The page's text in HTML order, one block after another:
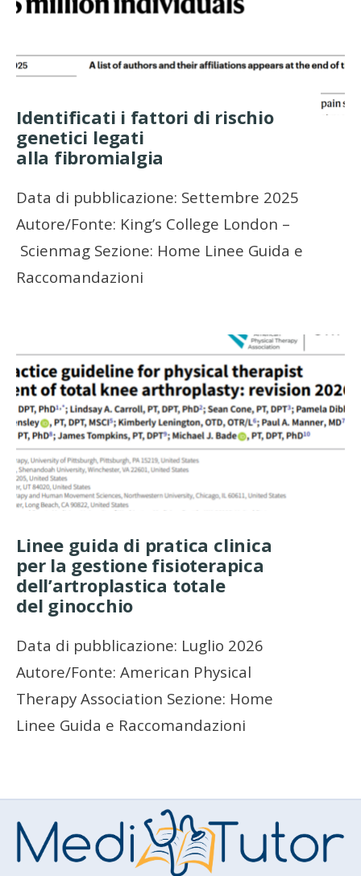
Identificati i fattori di rischio
genetici legati
alla fibromialgia
Data di pubblicazione: Settembre 2025
Autore/Fonte: King’s College London –
Scienmag Sezione: Home Linee Guida e
Raccomandazioni
Linee guida di pratica clinica
per la gestione fisioterapica
dell’artroplastica totale
del ginocchio
Data di pubblicazione: Luglio 2026
Autore/Fonte: American Physical
Therapy Association Sezione: Home
Linee Guida e Raccomandazioni